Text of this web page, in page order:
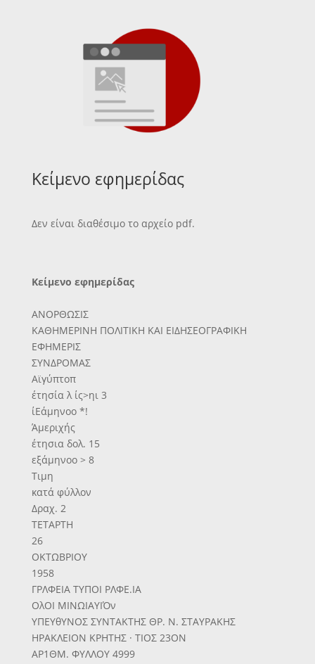
Κείμενο εφημερίδας
Δεν είναι διαθέσιμο το αρχείο pdf.
Κείμενο εφημερίδας
ΑΝΟΡΘΩΣΙΣ
ΚΑΘΗΜΕΡΙΝΗ ΠΟΛΙΤΙΚΗ ΚΑΙ ΕΙΔΗΣΕΟΓΡΑΦΙΚΗ
ΕΦΗΜΕΡΙΣ
ΣΥΝΔΡΟΜΑΣ
Αϊγύπτοπ
έτησία λ ίς>ηι 3
ίΕάμηνοο *!
Άμεριχής
έτησια δολ. 15
εξάμηνοο > 8
Τιμη
κατά φύλλον
Δραχ. 2
ΤΕΤΑΡΤΗ
26
ΟΚΤΩΒΡΙΟΥ
1958
ΓΡΛΦΕΙΑ ΤΥΠΟΙ ΡΛΦΕ.ΙΑ
ΟλΟΙ ΜΙΝΩΙΑΥΙΌν
ΥΠΕΥθΥΝΟΣ ΣΥΝΤΑΚΤΗΣ ΘΡ. Ν. ΣΤΑΥΡΑΚΗΣ
ΗΡΑΚΛΕΙΟΝ ΚΡΗΤΗΣ · ΤΙΟΣ 23ΟΝ
ΑΡ1ΘΜ. ΦΥΛΛΟΥ 4999